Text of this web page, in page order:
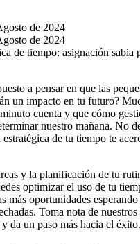
de 2024
de 2024
a pensar en que las
un impacto en tu futuro?
cuenta y que cómo
nuestro mañana. No
de tu tiempo te
y la planificación de tu
optimizar el uso de tu
más oportunidades esperando
Toma nota de nuestros
da un paso más hacia el éxito.